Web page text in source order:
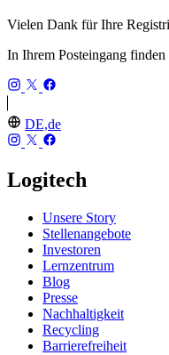
Vielen Dank für Ihre
In Ihrem Posteingang
DE,de
Logitech
Unsere Story
Stellenangebote
Investoren
Lernzentrum
Blog
Presse
Nachhaltigkeit
Recycling
Barrierefreiheit